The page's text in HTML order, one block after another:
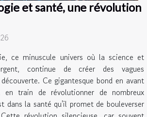
et santé, une révolution
ce minuscule univers où la science et
continue de créer des vagues
Ce gigantesque bond en avant
en train de révolutionner de nombreux
dans la santé qu'il promet de bouleverser